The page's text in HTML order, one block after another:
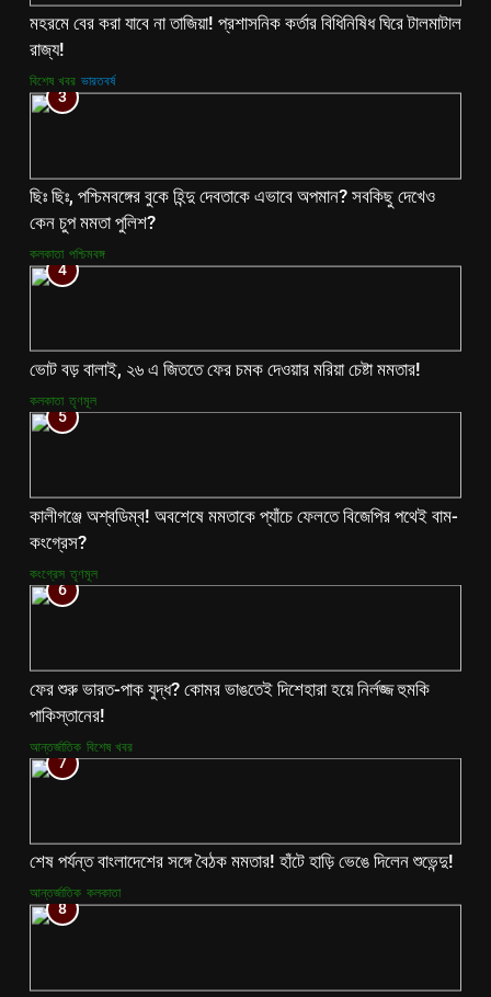
মহরমে বের করা যাবে না তাজিয়া! প্রশাসনিক কর্তার বিধিনিষিধ ঘিরে টালমাটাল
রাজ্য!
বিশেষ খবর ভারতবর্ষ
3
ছিঃ ছিঃ, পশ্চিমবঙ্গের বুকে হিন্দু দেবতাকে এভাবে অপমান? সবকিছু দেখেও
কেন চুপ মমতা পুলিশ?
কলকাতা পশ্চিমবঙ্গ
4
ভোট বড় বালাই, ২৬ এ জিততে ফের চমক দেওয়ার মরিয়া চেষ্টা মমতার!
কলকাতা তৃণমূল
5
কালীগঞ্জে অশ্বডিম্ব! অবশেষে মমতাকে প্যাঁচে ফেলতে বিজেপির পথেই বাম-
কংগ্রেস?
কংগ্রেস তৃণমূল
6
ফের শুরু ভারত-পাক যুদ্ধ? কোমর ভাঙতেই দিশেহারা হয়ে নির্লজ্জ হুমকি
পাকিস্তানের!
আন্তর্জাতিক বিশেষ খবর
7
শেষ পর্যন্ত বাংলাদেশের সঙ্গে বৈঠক মমতার! হাঁটে হাড়ি ভেঙে দিলেন শুভেন্দু!
আন্তর্জাতিক কলকাতা
8